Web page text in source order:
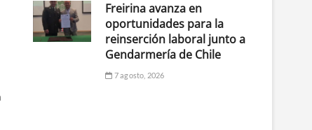
Freirina avanza en
oportunidades para la
reinserción laboral junto a
Gendarmería de Chile
7 agosto, 2026